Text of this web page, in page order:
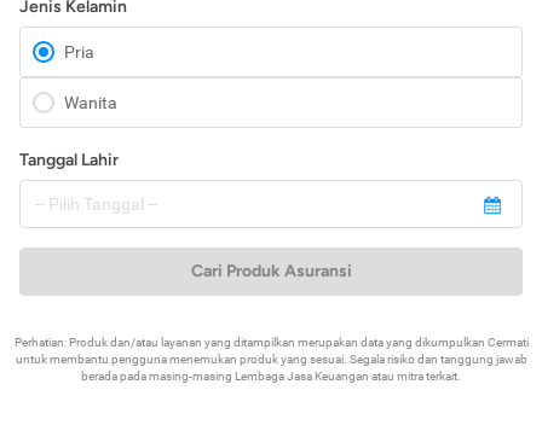
Jenis Kelamin
Pria
Wanita
Tanggal Lahir
Cari Produk Asuransi
Perhatian: Produk dan/atau layanan yang ditampilkan merupakan data yang dikumpulkan Cermati
untuk membantu pengguna menemukan produk yang sesuai. Segala risiko dan tanggung jawab
berada pada masing-masing Lembaga Jasa Keuangan atau mitra terkait.